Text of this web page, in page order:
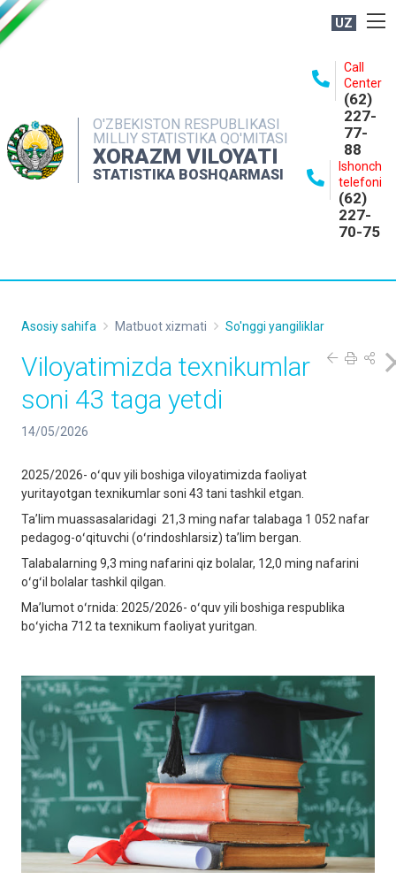
UZ
O'ZBEKISTON RESPUBLIKASI
MILLIY STATISTIKA QO'MITASI
XORAZM VILOYATI
STATISTIKA BOSHQARMASI
Call
Center
(62)
227-
77-
88
Ishonch
telefoni
(62)
227-
70-75
NASHRLAR
INTERAKTIV XIZMATLAR
MATBUOT XIZMATI
Asosiy sahifa Matbuot xizmati So'nggi yangiliklar
Viloyatimizda texnikumlar
soni 43 taga yetdi
14/05/2026
2025/2026- oʻquv yili boshiga viloyatimizda faoliyat
yuritayotgan texnikumlar soni 43 tani tashkil etgan.
Taʼlim muassasalaridagi 21,3 ming nafar talabaga 1 052 nafar
pedagog-oʻqituvchi (oʻrindoshlarsiz) taʼlim bergan.
Talabalarning 9,3 ming nafarini qiz bolalar, 12,0 ming nafarini
oʻgʻil bolalar tashkil qilgan.
Maʼlumot oʻrnida: 2025/2026- oʻquv yili boshiga respublika
boʻyicha 712 ta texnikum faoliyat yuritgan.